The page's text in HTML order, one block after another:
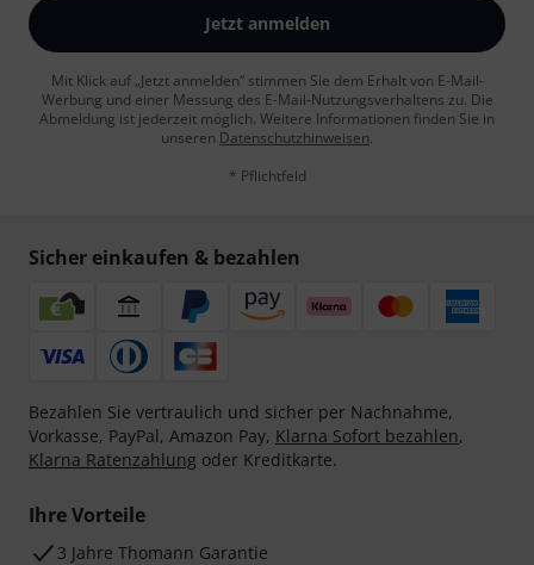
Jetzt anmelden
Mit Klick auf „Jetzt anmelden“ stimmen Sie dem Erhalt von E-Mail-
Werbung und einer Messung des E-Mail-Nutzungsverhaltens zu. Die
Abmeldung ist jederzeit möglich. Weitere Informationen finden Sie in
unseren Datenschutzhinweisen.
* Pflichtfeld
Sicher einkaufen & bezahlen
Bezahlen Sie vertraulich und sicher per Nachnahme,
Vorkasse, PayPal, Amazon Pay, Klarna Sofort bezahlen,
Klarna Ratenzahlung oder Kreditkarte.
Ihre Vorteile
3 Jahre Thomann Garantie